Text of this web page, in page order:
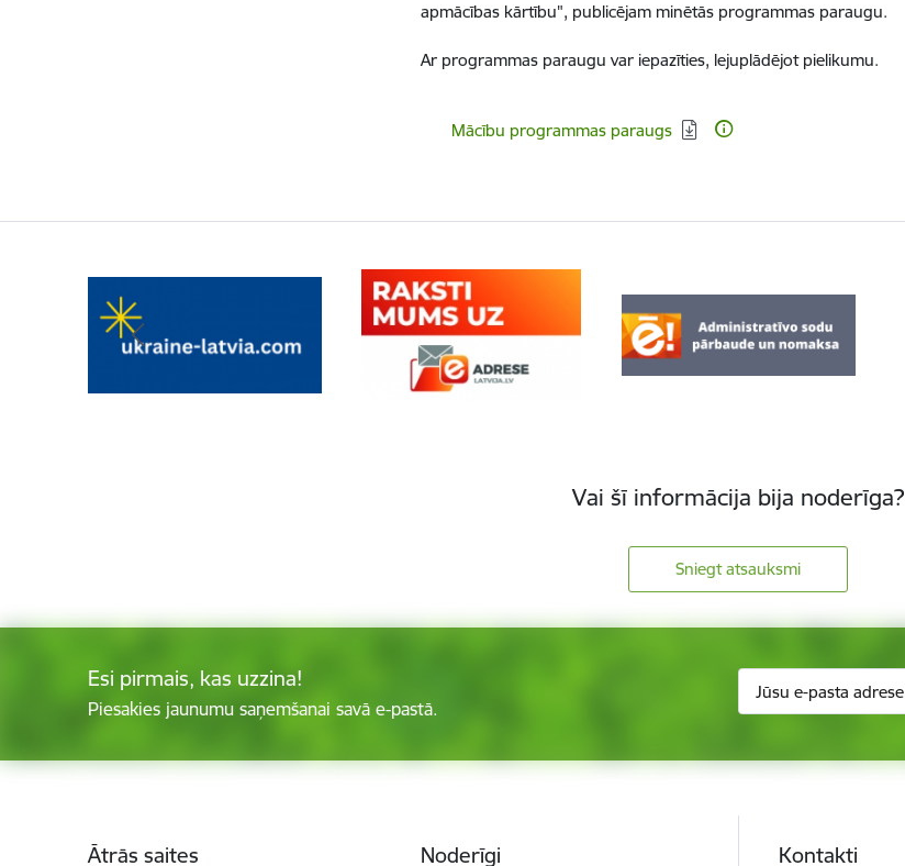
apmācības kārtību", publicējam minētās programmas paraugu.
Ar programmas paraugu var iepazīties, lejuplādējot pielikumu.
Lejupielādēt:
Mācību programmas paraugs
Vai šī informācija bija noderīga?
Sniegt atsauksmi
Esi pirmais, kas uzzina!
Piesakies jaunumu saņemšanai savā e-pastā.
Ātrās saites Noderīgi Kontakti